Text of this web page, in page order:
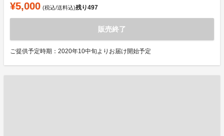
¥5,000 (税込/送料込)残り497
販売終了
ご提供予定時期：2020年10中旬よりお届け開始予定